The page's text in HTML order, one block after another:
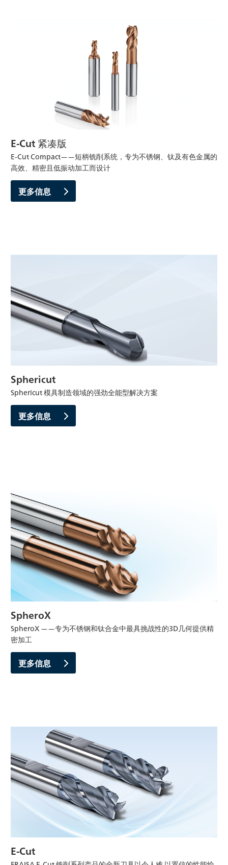
E-Cut 紧凑版
E-Cut Compact——短柄铣削系统，专为不锈钢、钛及有色金属的
高效、精密且低振动加工而设计
更多信息
Sphericut
Sphericut 模具制造领域的强劲全能型解决方案
更多信息
SpheroX
SpheroX ——专为不锈钢和钛合金中最具挑战性的3D几何提供精
密加工
更多信息
E-Cut